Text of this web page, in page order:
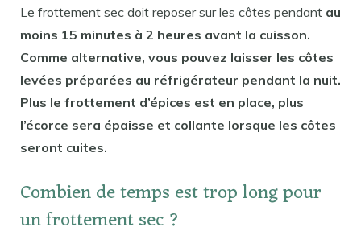
Le frottement sec doit reposer sur les côtes pendant au
moins 15 minutes à 2 heures avant la cuisson.
Comme alternative, vous pouvez laisser les côtes
levées préparées au réfrigérateur pendant la nuit.
Plus le frottement d’épices est en place, plus
l’écorce sera épaisse et collante lorsque les côtes
seront cuites.
Combien de temps est trop long pour
un frottement sec ?